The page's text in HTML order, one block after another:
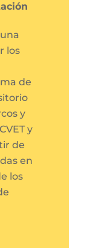
los
de
y
y
de
en
los